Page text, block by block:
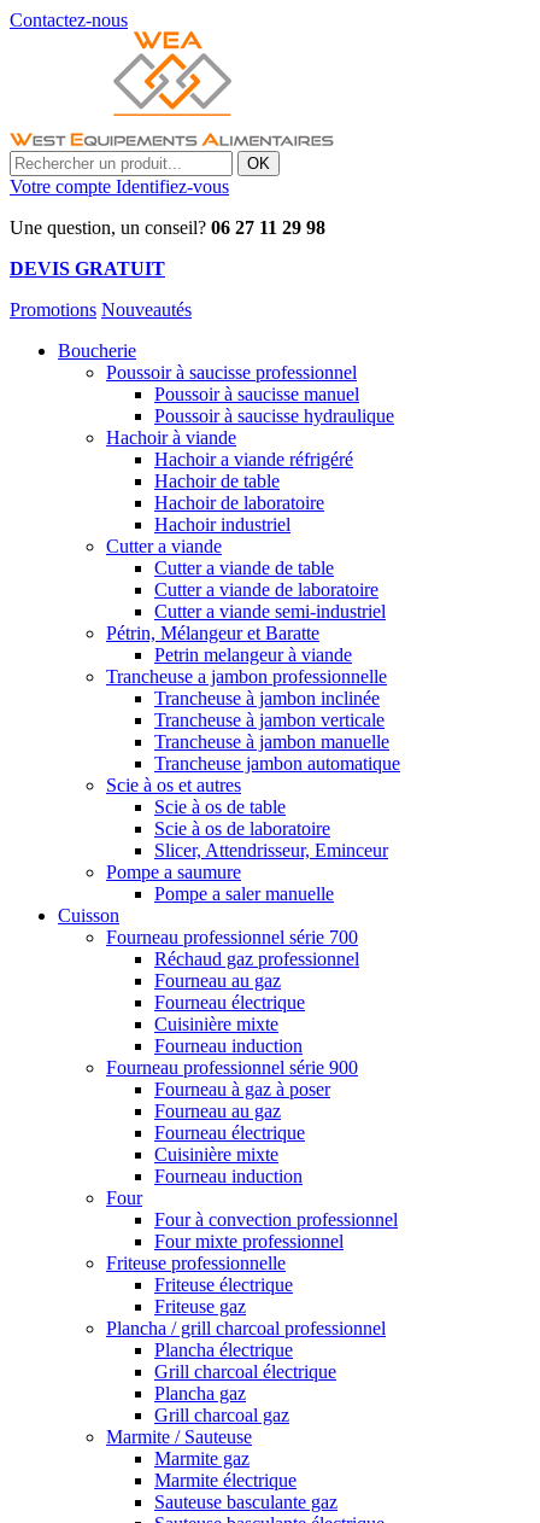
Contactez-nous
OK
Votre compte Identifiez-vous
Une question, un conseil? 06 27 11 29 98
DEVIS GRATUIT
Promotions Nouveautés
Boucherie
Poussoir à saucisse professionnel
Poussoir à saucisse manuel
Poussoir à saucisse hydraulique
Hachoir à viande
Hachoir a viande réfrigéré
Hachoir de table
Hachoir de laboratoire
Hachoir industriel
Cutter a viande
Cutter a viande de table
Cutter a viande de laboratoire
Cutter a viande semi-industriel
Pétrin, Mélangeur et Baratte
Petrin melangeur à viande
Trancheuse a jambon professionnelle
Trancheuse à jambon inclinée
Trancheuse à jambon verticale
Trancheuse à jambon manuelle
Trancheuse jambon automatique
Scie à os et autres
Scie à os de table
Scie à os de laboratoire
Slicer, Attendrisseur, Eminceur
Pompe a saumure
Pompe a saler manuelle
Cuisson
Fourneau professionnel série 700
Réchaud gaz professionnel
Fourneau au gaz
Fourneau électrique
Cuisinière mixte
Fourneau induction
Fourneau professionnel série 900
Fourneau à gaz à poser
Fourneau au gaz
Fourneau électrique
Cuisinière mixte
Fourneau induction
Four
Four à convection professionnel
Four mixte professionnel
Friteuse professionnelle
Friteuse électrique
Friteuse gaz
Plancha / grill charcoal professionnel
Plancha électrique
Grill charcoal électrique
Plancha gaz
Grill charcoal gaz
Marmite / Sauteuse
Marmite gaz
Marmite électrique
Sauteuse basculante gaz